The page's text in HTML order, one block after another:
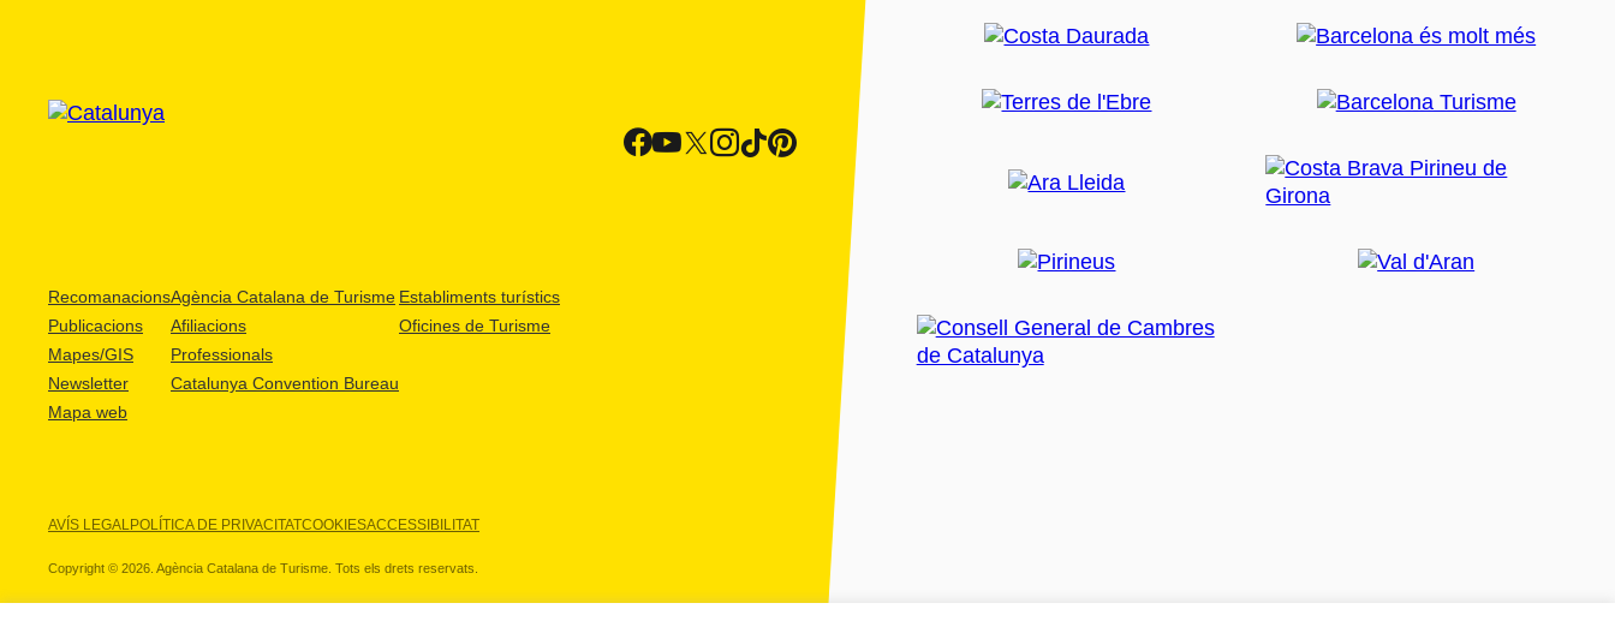
Recomanacions
Publicacions
Mapes/GIS
Newsletter
Mapa web
Agència Catalana de Turisme
Afiliacions
Professionals
Catalunya Convention Bureau
Establiments turístics
Oficines de Turisme
AVÍS LEGALPOLÍTICA DE PRIVACITATCOOKIESACCESSIBILITAT
Copyright © 2026. Agència Catalana de Turisme. Tots els drets reservats.